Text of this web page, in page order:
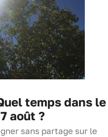
temps dans le
août ?
sans partage sur le